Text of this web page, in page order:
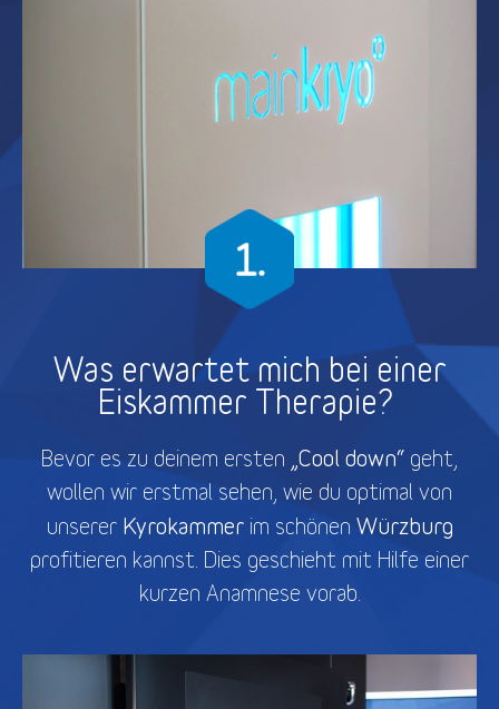
Was erwartet mich bei einer
Eiskammer Therapie?
Bevor es zu deinem ersten „Cool down“ geht,
wollen wir erstmal sehen, wie du optimal von
unserer Kyrokammerim schönen Würzburg
profitieren kannst. Dies geschieht mit Hilfe einer
kurzen Anamnese vorab.